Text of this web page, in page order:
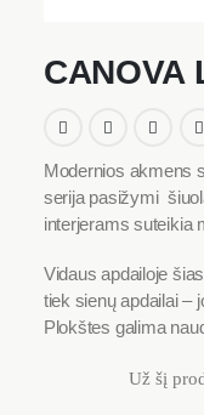
CANOVA
Modernios akmens
serija pasižymi
interjerams suteikia
Vidaus apdailoje
tiek sienų apdailai –
Plokštes galima
Už šį